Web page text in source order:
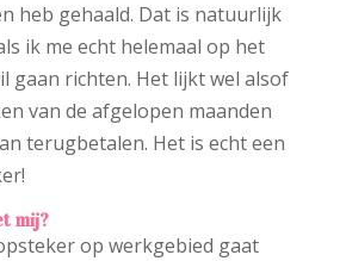
heb gehaald. Dat is natuurlijk
ik me echt helemaal op het
gaan richten. Het lijkt wel alsof
van de afgelopen maanden
terugbetalen. Het is echt een
mij?
op werkgebied gaat